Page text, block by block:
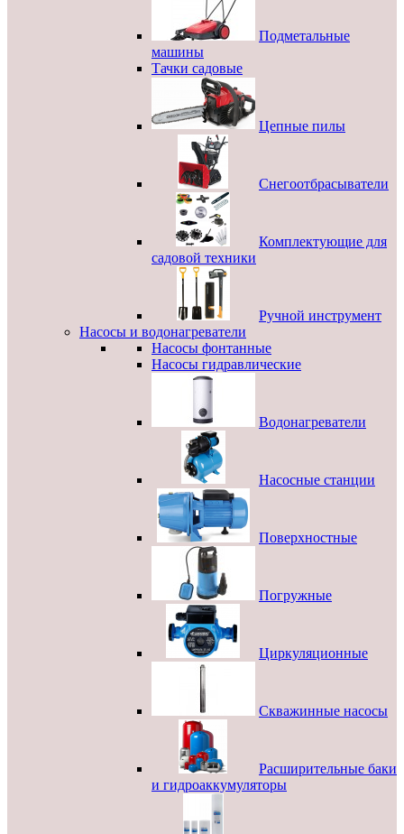
Подметальные
машины
Тачки садовые
Цепные пилы
Снегоотбрасыватели
Комплектующие для
садовой техники
Ручной инструмент
Насосы и водонагреватели
Насосы фонтанные
Насосы гидравлические
Водонагреватели
Насосные станции
Поверхностные
Погружные
Циркуляционные
Скважинные насосы
Расширительные баки
и гидроаккумуляторы